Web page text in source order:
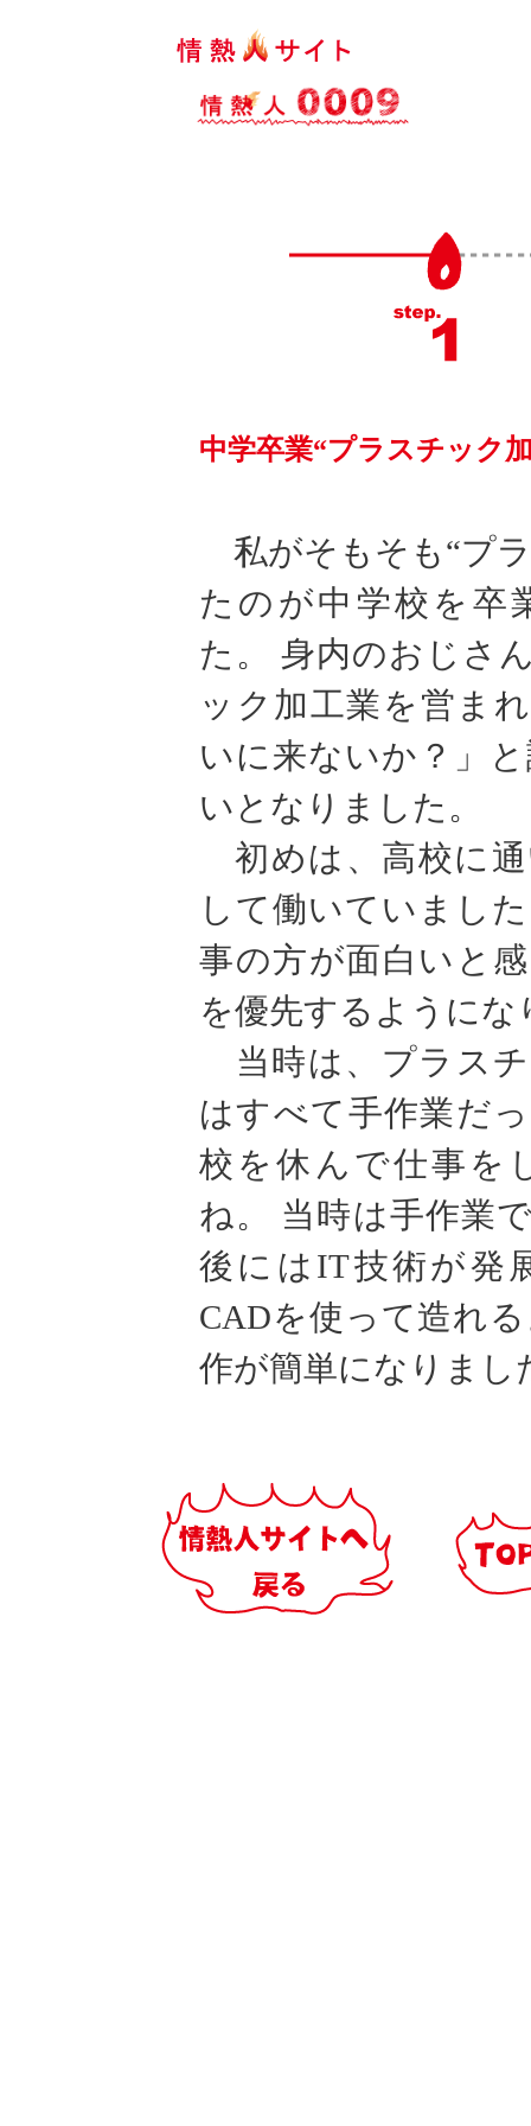
中学卒業“プラスチック
私がそもそも“プ
たのが中学校を卒
た。 身内のおじさ
ック加工業を営ま
いに来ないか？」
いとなりました。
初めは、高校に
して働いていまし
事の方が面白いと
を優先するようにな
当時は、プラス
はすべて手作業だ
校を休んで仕事を
ね。 当時は手作業
後にはIT技術が発
CADを使って造れ
作が簡単になりまし